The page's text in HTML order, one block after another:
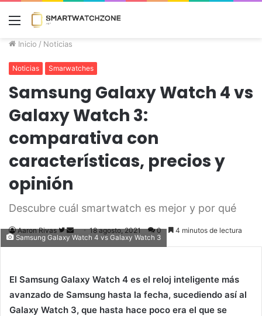
Menú
Inicio / Noticias
Noticias Smarwatches
Samsung Galaxy Watch 4 vs
Galaxy Watch 3:
comparativa con
características, precios y
opinión
Descubre cuál smartwatch es mejor y por qué
Aaron Rivas
Follow
on
Send18 agosto, 2021 0 4 minutos de lectura
Samsung Galaxy Watch 4 vs Galaxy Watch 3
El Samsung Galaxy Watch 4 es el reloj inteligente más
avanzado de Samsung hasta la fecha, sucediendo así al
Galaxy Watch 3, que hasta hace poco era el que se